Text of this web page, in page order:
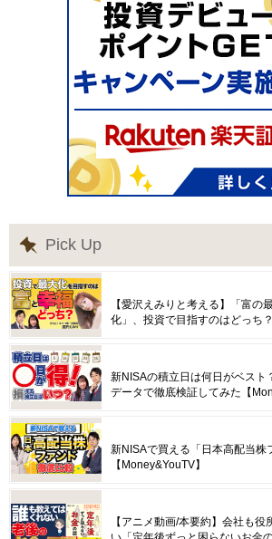
Pick Up
【愛沢えみりと考える】「富の
化」、投資で目指すのはどっち
新NISAの積立日は何日がベスト
データで徹底検証してみた【
新NISAで買える「日本高配当株
【Money&YouTV】
【アニメ動画/本要約】会社も